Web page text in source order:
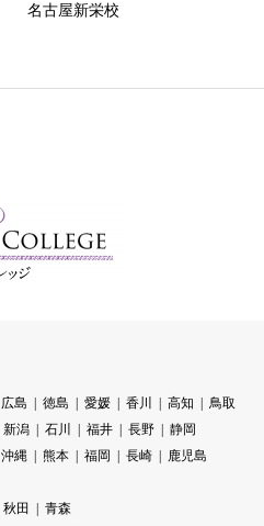
名古屋新栄校
広島 徳島 愛媛 香川 高知
鳥取
新潟 石川 福井 長野
静岡
沖縄 熊本 福岡 長崎
鹿児島
秋田
青森